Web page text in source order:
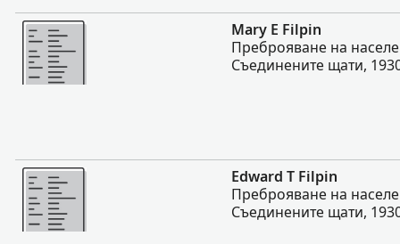
Повече
Mary E Filpin
Преброяване на
Съединените щати,
Повече
Edward T Filpin
Преброяване на
Съединените щати,